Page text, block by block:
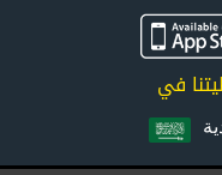
في